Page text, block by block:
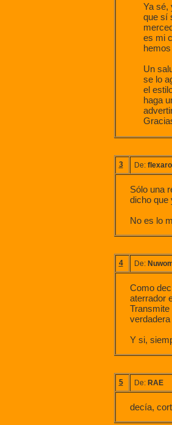
Ya sé,
que sí
es mi
Un
se lo
el
haga
3 De:
Sólo una
dicho que
No es lo
4 De:
Como
aterrador
Transmite
Y si,
5 De: RAE
decía,